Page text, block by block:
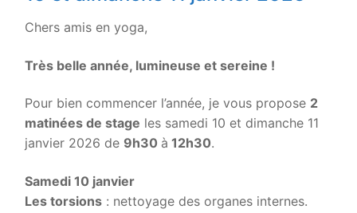
Chers amis en yoga,
Très belle année, lumineuse et sereine !
Pour bien commencer l’année, je vous propose 2
matinées de stage les samedi 10 et dimanche 11
janvier 2026 de 9h30 à 12h30.
Samedi 10 janvier
Les torsions : nettoyage des organes internes.